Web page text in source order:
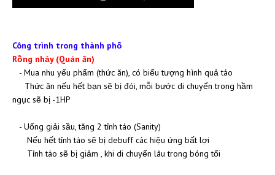
Công trình trong thành phố
Rồng nhảy (Quán ăn)
- Mua nhu yếu phẩm (thức ăn), có biểu tượng hình quả táo
Thức ăn nếu hết bạn sẽ bị đói, mỗi bước di chuyển trong hầm
ngục sẽ bị -1HP
- Uống giải sầu, tăng 2 tỉnh táo (Sanity)
Nếu hết tỉnh táo sẽ bị debuff các hiệu ứng bất lợi
Tỉnh táo sẽ bị giảm , khi di chuyển lâu trong bóng tối